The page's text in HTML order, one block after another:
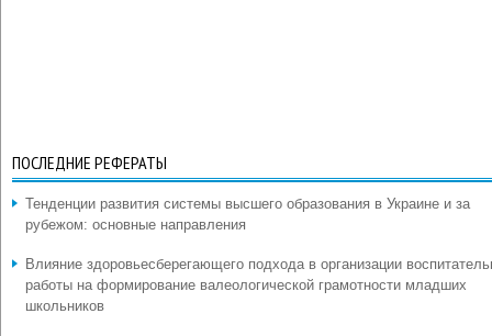
ПОСЛЕДНИЕ РЕФЕРАТЫ
Тенденции развития системы высшего образования в Украине и за
рубежом: основные направления
Влияние здоровьесберегающего подхода в организации
работы на формирование валеологической грамотности младших
школьников